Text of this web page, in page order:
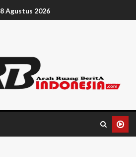
8 Agustus 2026